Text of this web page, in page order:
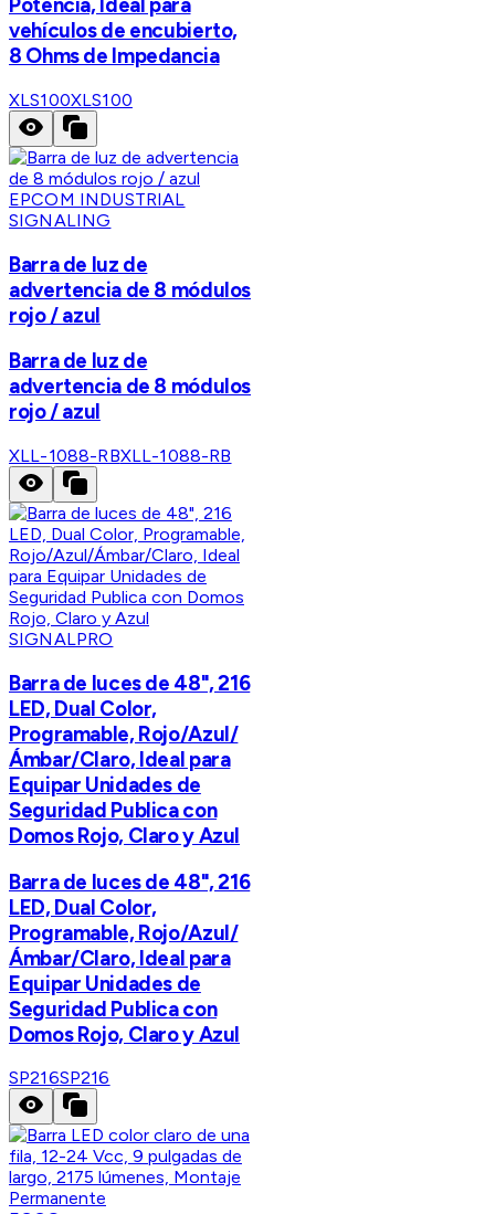
Potencia, Ideal para
vehículos de encubierto,
8 Ohms de Impedancia
XLS100XLS100
EPCOM INDUSTRIAL
SIGNALING
Barra de luz de
advertencia de 8 módulos
rojo / azul
Barra de luz de
advertencia de 8 módulos
rojo / azul
XLL-1088-RBXLL-1088-RB
SIGNALPRO
Barra de luces de 48", 216
LED, Dual Color,
Programable, Rojo/Azul/
Ámbar/Claro, Ideal para
Equipar Unidades de
Seguridad Publica con
Domos Rojo, Claro y Azul
Barra de luces de 48", 216
LED, Dual Color,
Programable, Rojo/Azul/
Ámbar/Claro, Ideal para
Equipar Unidades de
Seguridad Publica con
Domos Rojo, Claro y Azul
SP216SP216